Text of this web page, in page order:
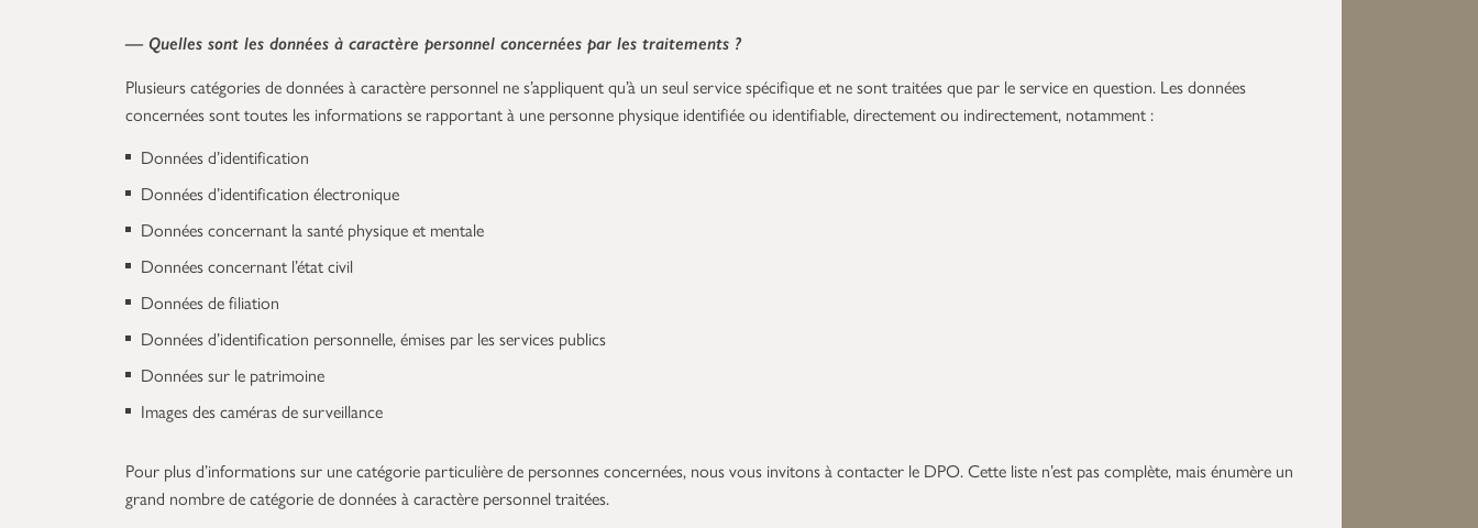
— Quelles sont les données à caractère personnel concernées par les traitements ?
Plusieurs catégories de données à caractère personnel ne s’appliquent qu’à un seul service spécifique et ne sont traitées que par le service en question. Les données
concernées sont toutes les informations se rapportant à une personne physique identifiée ou identifiable, directement ou indirectement, notamment :
Données d’identification
Données d’identification électronique
Données concernant la santé physique et mentale
Données concernant l’état civil
Données de filiation
Données d’identification personnelle, émises par les services publics
Données sur le patrimoine
Images des caméras de surveillance
Pour plus d’informations sur une catégorie particulière de personnes concernées, nous vous invitons à contacter le DPO. Cette liste n’est pas complète, mais énumère un
grand nombre de catégorie de données à caractère personnel traitées.